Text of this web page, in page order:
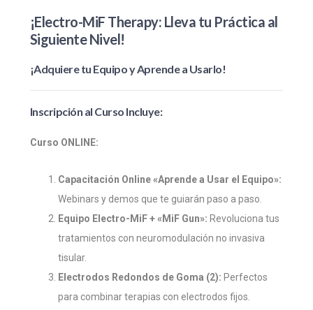
¡Electro-MiF Therapy: Lleva tu Práctica al
Siguiente Nivel!
¡Adquiere tu Equipo y Aprende a Usarlo!
Inscripción al Curso Incluye:
Curso ONLINE:
Capacitación Online «Aprende a Usar el Equipo»:
Webinars y demos que te guiarán paso a paso.
Equipo Electro-MiF + «MiF Gun»: Revoluciona tus
tratamientos con neuromodulación no invasiva
tisular.
Electrodos Redondos de Goma (2): Perfectos
para combinar terapias con electrodos fijos.